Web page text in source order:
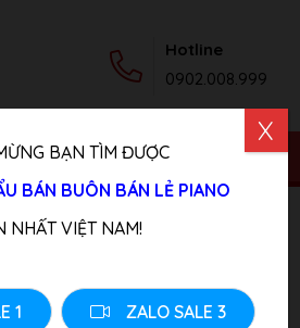
Hotline
0902.008.999
ABM
BẠN TÌM ĐƯỢC
BÁN BUÔN BÁN LẺ PIANO
NHẤT VIỆT NAM!
1 ZALO SALE 3
X